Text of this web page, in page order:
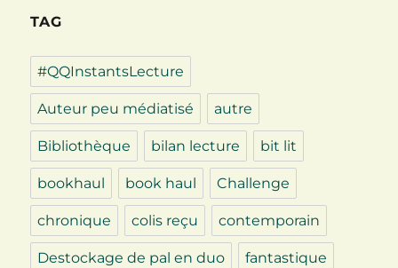
TAG
#QQInstantsLecture
Auteur peu médiatisé autre
Bibliothèque bilan lecture bit lit
bookhaul book haul Challenge
chronique colis reçu contemporain
Destockage de pal en duo fantastique